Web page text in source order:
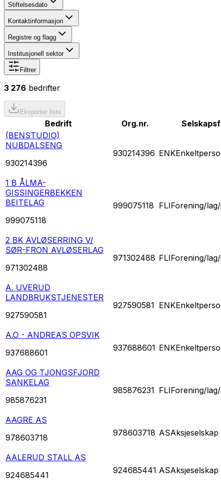
Stiftelsesdato
Kontaktinformasjon
Registre og flagg
Institusjonell sektor
Filtrer
3 276 bedrifter
Eksporter liste
Bedrift Org.nr.
(BENSTUDIO)
NUBDALSENG
930214396
930214396 ENK
1 B ÅLMA-
GISSINGERBEKKEN
BEITELAG
999075118
999075118 FLIForening/
2 BK AVLØSERRING V/
SØR-FRON AVLØSERLAG
971302488
971302488 FLIForening/
A. UVERUD
LANDBRUKSTJENESTER
927590581
927590581 ENK
A.O - ANDREAS OPSVIK
937688601
937688601 ENK
AAG OG TJONGSFJORD
SANKELAG
985876231
985876231 FLIForening/
AAGRE AS
978603718
978603718 ASAksjeselskap
AALERUD STALL AS
924685441
924685441 ASAksjeselskap